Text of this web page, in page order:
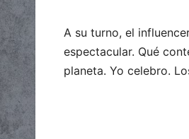
A su turno, el
espectacular. Qué
planeta. Yo celebro.